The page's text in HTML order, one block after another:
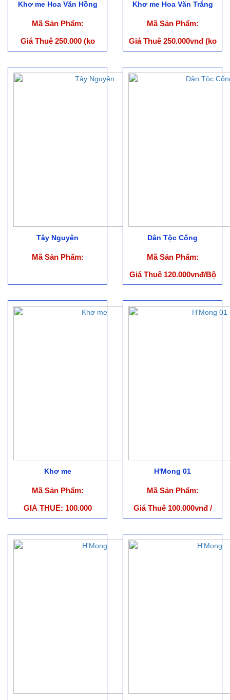
Khơ me Hoa Văn Hồng
Mã Sản Phẩm:
Giá Thuê 250.000 (ko
bao gồm phụ kiện)
Khơ me Hoa Văn Trắng
Mã Sản Phẩm:
Giá Thuê 250.000vnđ (ko
gồm phụ kiện)
Tây Nguyên
Mã Sản Phẩm:
Dân Tộc Cống
Mã Sản Phẩm:
Giá Thuê 120.000vnđ/Bộ
(ko bao gồm phụ kiện)
Khơ me
Mã Sản Phẩm:
GIÁ THUÊ: 100.000
H'Mong 01
Mã Sản Phẩm:
Giá Thuê 100.000vnđ /
Bộ (ko bao gồm phụ